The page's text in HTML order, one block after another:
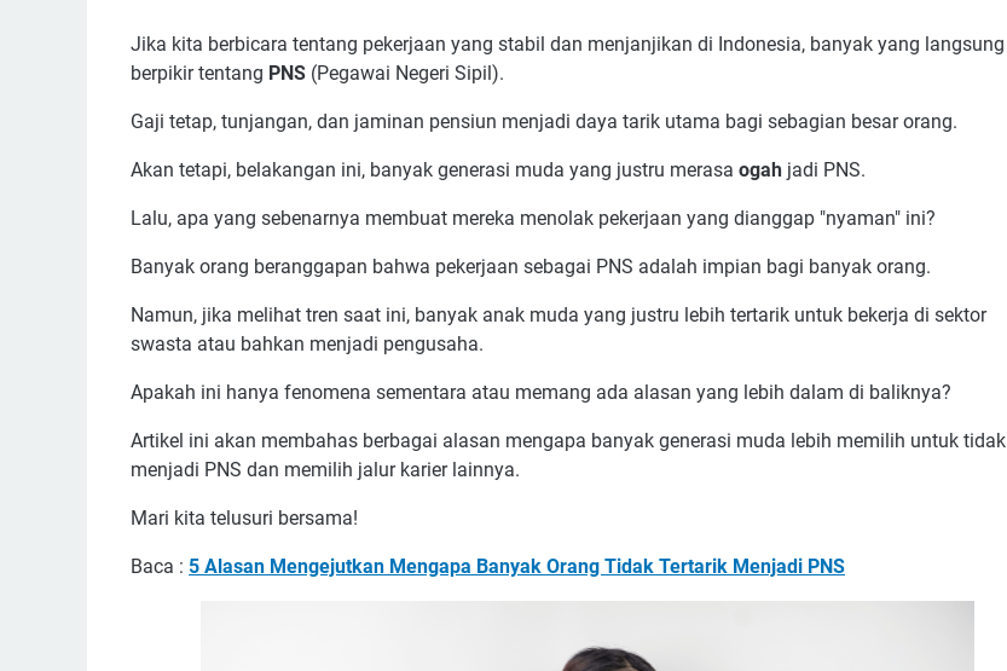
Jika kita berbicara tentang pekerjaan yang stabil dan menjanjikan di Indonesia, banyak yang langsung
berpikir tentang PNS (Pegawai Negeri Sipil).
Gaji tetap, tunjangan, dan jaminan pensiun menjadi daya tarik utama bagi sebagian besar orang.
Akan tetapi, belakangan ini, banyak generasi muda yang justru merasa ogah jadi PNS.
Lalu, apa yang sebenarnya membuat mereka menolak pekerjaan yang dianggap "nyaman" ini?
Banyak orang beranggapan bahwa pekerjaan sebagai PNS adalah impian bagi banyak orang.
Namun, jika melihat tren saat ini, banyak anak muda yang justru lebih tertarik untuk bekerja di sektor
swasta atau bahkan menjadi pengusaha.
Apakah ini hanya fenomena sementara atau memang ada alasan yang lebih dalam di baliknya?
Artikel ini akan membahas berbagai alasan mengapa banyak generasi muda lebih memilih untuk tidak
menjadi PNS dan memilih jalur karier lainnya.
Mari kita telusuri bersama!
Baca : 5 Alasan Mengejutkan Mengapa Banyak Orang Tidak Tertarik Menjadi PNS